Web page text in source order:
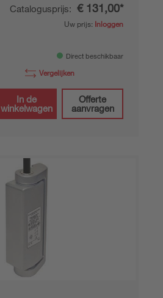
Catalogusprijs: € 131,00*
Uw prijs: Inloggen
Direct beschikbaar
Vergelijken
In de
winkelwagen
Offerte
aanvragen